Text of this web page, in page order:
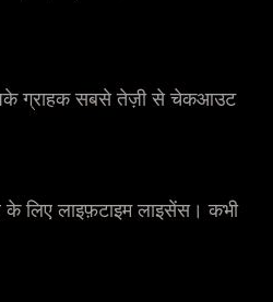
ग्राहक सबसे तेज़ी से चेकआउट
लिए लाइफ़टाइम लाइसेंस। कभी